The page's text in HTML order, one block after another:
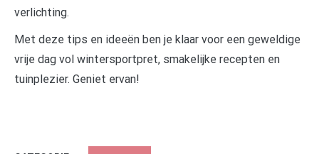
verlichting.
Met deze tips en ideeën ben je klaar voor een geweldige
vrije dag vol wintersportpret, smakelijke recepten en
tuinplezier. Geniet ervan!